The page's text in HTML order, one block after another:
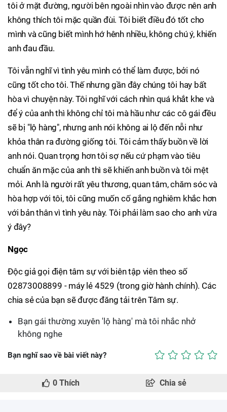
tôi ở mặt đường, người bên ngoài nhìn vào được nên anh
không thích tôi mặc quần đùi. Tôi biết điều đó tốt cho
mình và cũng biết mình hớ hênh nhiều, không chú ý, khiến
anh đau đầu.
Tôi vẫn nghĩ vì tình yêu mình có thể làm được, bởi nó
cũng tốt cho tôi. Thế nhưng gần đây chúng tôi hay bất
hòa vì chuyện này. Tôi nghĩ với cách nhìn quá khắt khe và
để ý của anh thì không chỉ tôi mà hầu như các cô gái đều
sẽ bị "lộ hàng", nhưng anh nói không ai lộ đến nỗi như
khỏa thân ra đường giống tôi. Tôi cảm thấy buồn về lời
anh nói. Quan trọng hơn tôi sợ nếu cứ phạm vào tiêu
chuẩn ăn mặc của anh thì sẽ khiến anh buồn và tôi mệt
mỏi. Anh là người rất yêu thương, quan tâm, chăm sóc và
hòa hợp với tôi, tôi cũng muốn cố gắng nghiêm khắc hơn
với bản thân vì tình yêu này. Tôi phải làm sao cho anh vừa
ý đây?
Ngọc
Độc giả gọi điện tâm sự với biên tập viên theo số
02873008899 - máy lẻ 4529 (trong giờ hành chính). Các
chia sẻ của bạn sẽ được đăng tải trên Tâm sự.
Bạn gái thường xuyên 'lộ hàng' mà tôi nhắc nhở
không nghe
Bạn nghĩ sao về bài viết này?
0 Thích Chia sẻ